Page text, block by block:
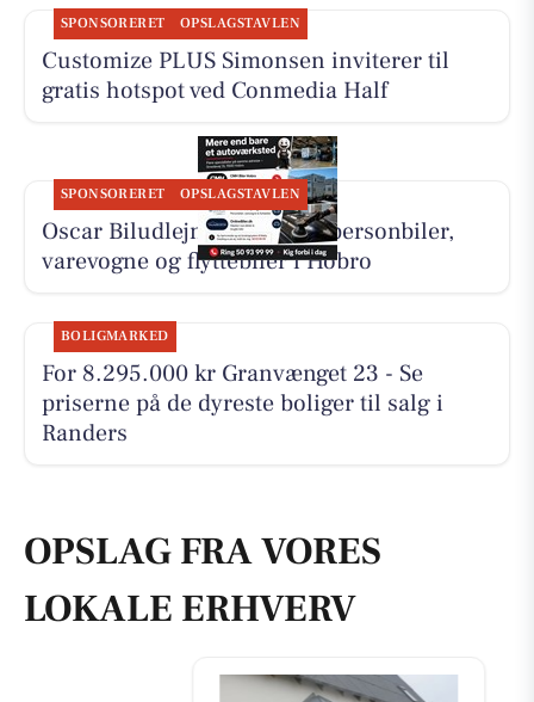
SPONSORERET OPSLAGSTAVLEN
Customize PLUS Simonsen inviterer til
gratis hotspot ved Conmedia Half
SPONSORERET OPSLAGSTAVLEN
Oscar Biludlejning tilbyder personbiler,
varevogne og flyttebiler i Hobro
BOLIGMARKED
For 8.295.000 kr Granvænget 23 - Se
priserne på de dyreste boliger til salg i
Randers
OPSLAG FRA VORES
LOKALE ERHVERV